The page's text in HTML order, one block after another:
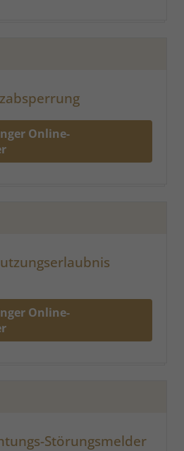
Online-
Online-
Störungsmelder